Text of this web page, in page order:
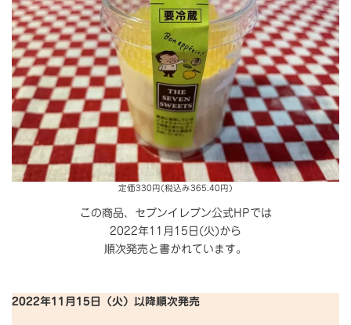
定価330円(税込み365.40円)
この商品、セブンイレブン公式HPでは
2022年11月15日(火)から
順次発売と書かれています。
2022年11月15日（火）以降順次発売